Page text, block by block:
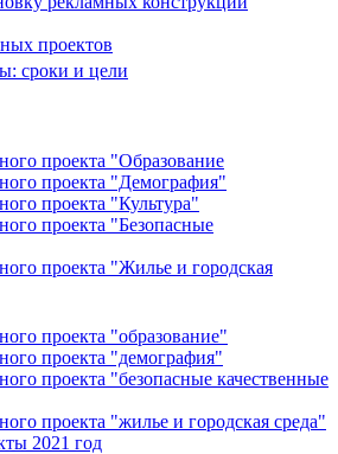
проектов
сроки и цели
проекта "Образование
проекта "Демография"
проекта "Культура"
проекта "Безопасные
проекта "Жилье и городская
проекта "образование"
проекта "демография"
проекта "безопасные качественные
проекта "жилье и городская среда"
2021 год